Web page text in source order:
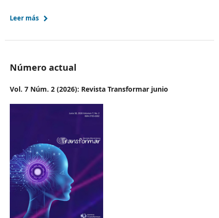
Leer más
Número actual
Vol. 7 Núm. 2 (2026): Revista Transformar junio